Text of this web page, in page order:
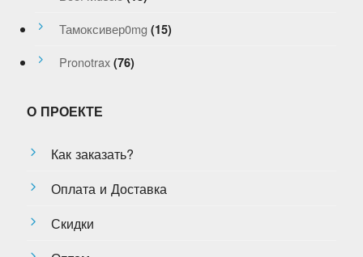
Тамоксивер0mg (15)
Pronotrax (76)
О ПРОЕКТЕ
Как заказать?
Оплата и Доставка
Скидки